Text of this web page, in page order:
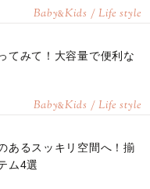
Baby&Kids / Life style
てみて！大容量で便利な
Baby&Kids / Life style
あるスッキリ空間へ！揃
ム4選